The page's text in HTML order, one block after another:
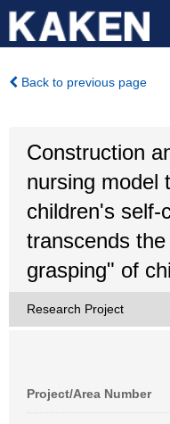
Back to previous page
Construction
nursing model
children's self-
transcends
grasping" of
Research Project
Project/Area Number